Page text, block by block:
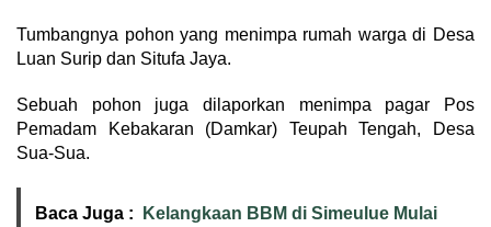
Tumbangnya pohon yang menimpa rumah warga di Desa
Luan Surip dan Situfa Jaya.
Sebuah pohon juga dilaporkan menimpa pagar Pos
Pemadam Kebakaran (Damkar) Teupah Tengah, Desa
Sua-Sua.
Baca Juga :
Kelangkaan BBM di Simeulue Mulai